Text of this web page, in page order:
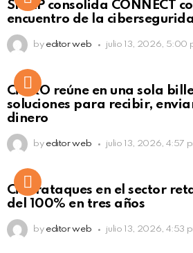
Click to view this
SISAP consolida CONNECT
encuentro de la
by editor web julio 13, 2026, 5:00
Not Safe For
Click to view this
CiNKO reúne en una sola
soluciones para recibir,
dinero
by editor web julio 13, 2026, 4:57
Ciberataques en el sector
del 100% en tres años
by editor web julio 13, 2026, 4:53